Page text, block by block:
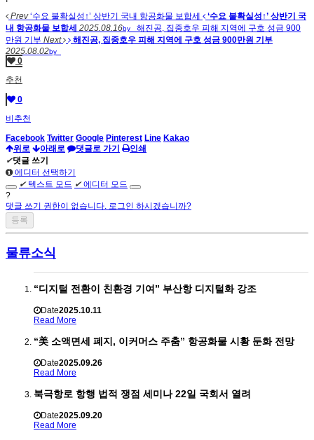
Prev‘수요 불확실성↑’ 상반기 국내 항공화물 보합세
‘수요 불확실성↑’ 상반기 국
내 항공화물 보합세 2025.08.16by
해진공, 집중호우 피해 지역에 구호 성금 900
만원 기부 Next
해진공, 집중호우 피해 지역에 구호 성금 900만원 기부
2025.08.02by
0
추천
0
비추천
Facebook Twitter Google Pinterest Line Kakao
위로
아래로 댓글로 가기
인쇄
✔댓글 쓰기
에디터 선택하기
✔ 텍스트 모드 ✔에디터 모드
?
댓글 쓰기 권한이 없습니다. 로그인 하시겠습니까?
물류소식
“디지털 전환이 친환경 기여” 부산항 디지털화 강조
Date2025.10.11
Read More
“美 소액면세 폐지, 이커머스 주춤” 항공화물 시황 둔화 전망
Date2025.09.26
Read More
북극항로 항행 법적 쟁점 세미나 22일 국회서 열려
Date2025.09.20
Read More